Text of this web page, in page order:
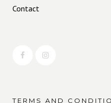
Contact
TERMS AND